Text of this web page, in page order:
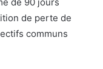
de perte de
communs